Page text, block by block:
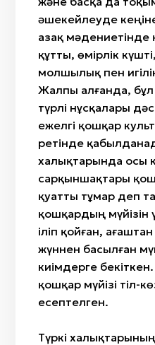
әшекейлеуде
Қазақ
құтты, өмірлік
молшылық пен
Жалпы алғанда,
түрлі нұсқалары
ежелгі қошқар
ретінде
халықтарында осы
сарқыншақтары
қуатты тұмар деп
қошқардың мүйізін
іліп қойған,
жүннен басылған
киімдерге
қошқар мүйізі тіл-
есептелген.
Түркі халықтарының